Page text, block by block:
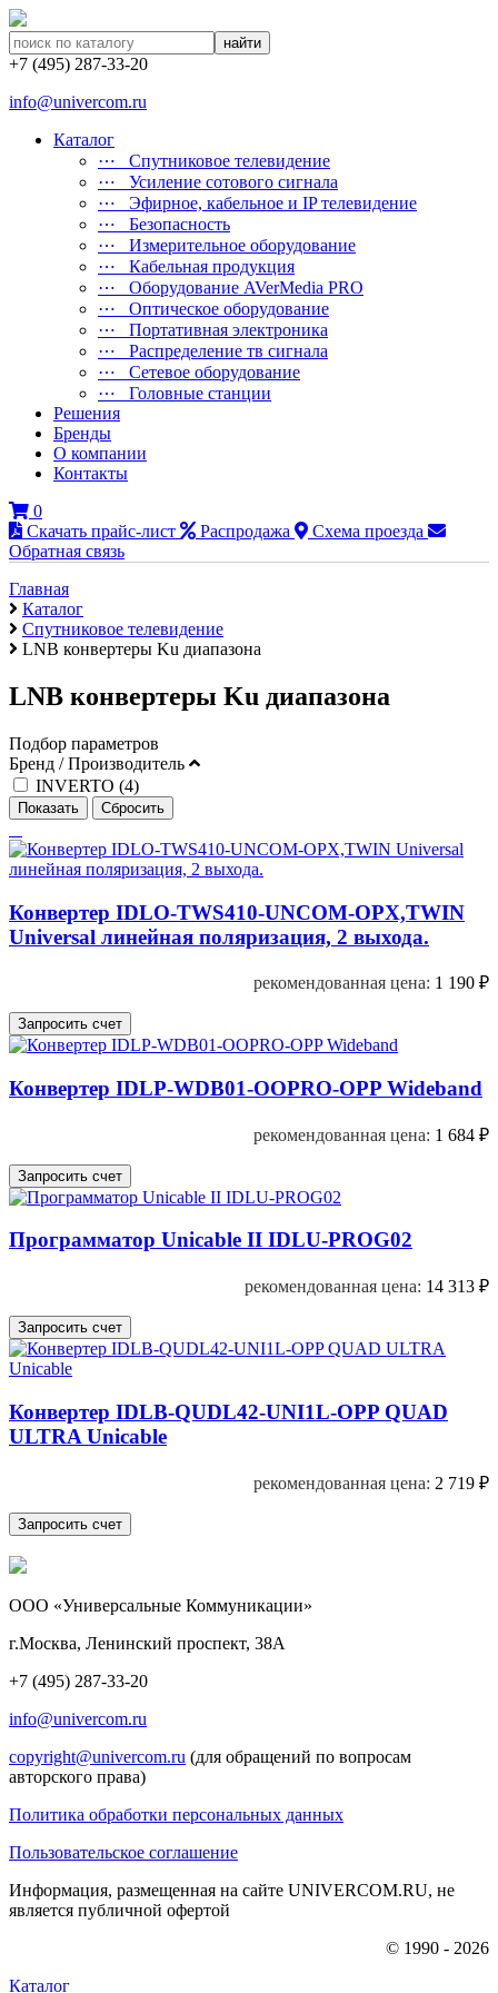
найти
+7 (495) 287-33-20
info@univercom.ru
Каталог
⋯ Cпутниковое телевидение
⋯ Усиление сотового сигнала
⋯ Эфирное, кабельное и IP телевидение
⋯ Безопасность
⋯ Измерительное оборудование
⋯ Кабельная продукция
⋯ Оборудование AVerMedia PRO
⋯ Оптическое оборудование
⋯ Портативная электроника
⋯ Распределение тв сигнала
⋯ Сетевое оборудование
⋯ Головные станции
Решения
Бренды
О компании
Контакты
0
Скачать прайс-лист
Распродажа
Схема проезда
Обратная связь
Главная
Каталог
Cпутниковое телевидение
LNB конвертеры Ku диапазона
LNB конвертеры Ku диапазона
Подбор параметров
Бренд / Производитель
INVERTO (4)
Конвертер IDLO-TWS410-UNCOM-OPX,TWIN
Universal линейная поляризация, 2 выхода.
рекомендованная цена: 1 190 ₽
Конвертер IDLP-WDB01-OOPRO-OPP Wideband
рекомендованная цена: 1 684 ₽
Программатор Unicable II IDLU-PROG02
рекомендованная цена: 14 313 ₽
Конвертер IDLB-QUDL42-UNI1L-OPP QUAD
ULTRA Unicable
рекомендованная цена: 2 719 ₽
ООО «Универсальные Коммуникации»
г.Москва, Ленинский проспект, 38А
+7 (495) 287-33-20
info@univercom.ru
copyright@univercom.ru (для обращений по вопросам
авторского права)
Политика обработки персональных данных
Пользовательское соглашение
Информация, размещенная на сайте UNIVERCOM.RU, не
является публичной офертой
© 1990 - 2026
Каталог